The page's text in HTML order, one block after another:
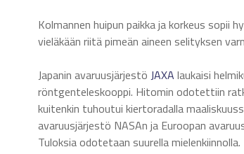
Kolmannen huipun paikka ja korkeus sopii
vieläkään riitä pimeän aineen selityksen
Japanin avaruusjärjestö JAXA laukaisi
röntgenteleskooppi. Hitomin odotettiin
kuitenkin tuhoutui kiertoradalla
avaruusjärjestö NASAn ja Euroopan
Tuloksia odotetaan suurella mielenkiinnolla.